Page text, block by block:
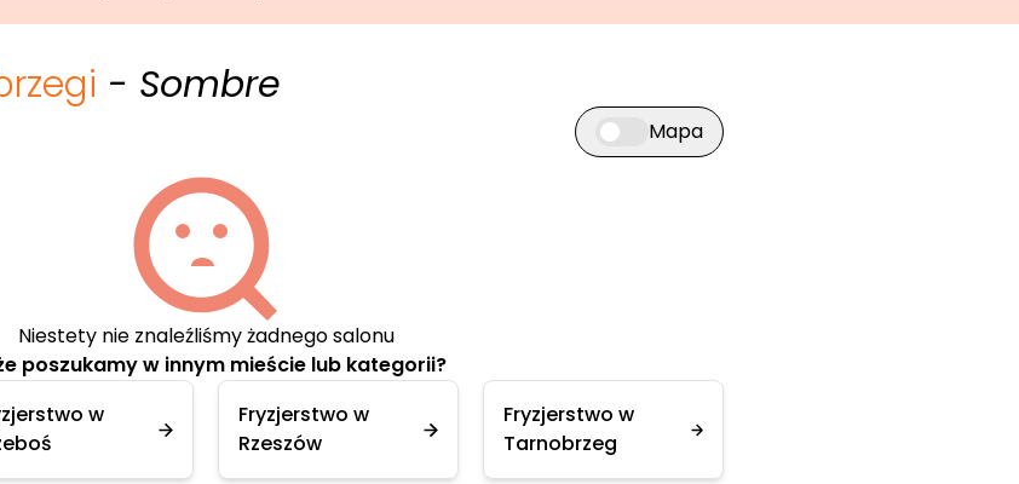
- Sombre
Przełącz widok mapy
Mapa
Niestety nie znaleźliśmy żadnego salonu
poszukamy w innym mieście lub kategorii?
w
Fryzjerstwo w
Rzeszów
Fryzjerstwo w
Tarnobrzeg